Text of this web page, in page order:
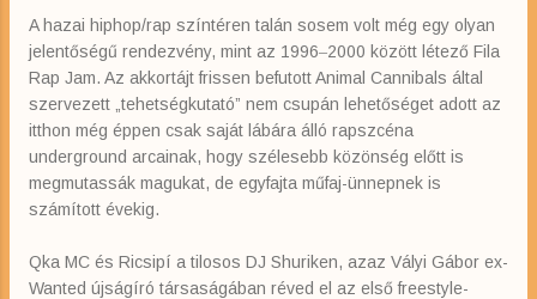
A hazai hiphop/rap színtéren talán sosem volt még egy olyan
jelentőségű rendezvény, mint az 1996‒2000 között létező Fila
Rap Jam. Az akkortájt frissen befutott Animal Cannibals által
szervezett „tehetségkutató” nem csupán lehetőséget adott az
itthon még éppen csak saját lábára álló rapszcéna
underground arcainak, hogy szélesebb közönség előtt is
megmutassák magukat, de egyfajta műfaj-ünnepnek is
számított évekig.
Qka MC és Ricsipí a tilosos DJ Shuriken, azaz Vályi Gábor ex-
Wanted újságíró társaságában réved el az első freestyle-